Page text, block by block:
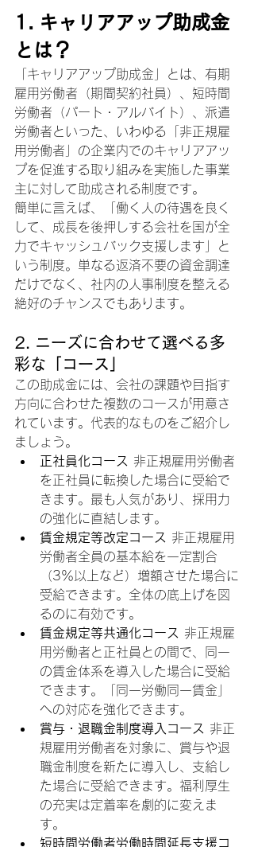
1. キャリアアップ助成金
とは？
「キャリアアップ助成金」とは、有期
雇用労働者（期間契約社員）、短時間
労働者（パート・アルバイト）、派遣
労働者といった、いわゆる「非正規雇
用労働者」の企業内でのキャリアアッ
プを促進する取り組みを実施した事業
主に対して助成される制度です。
簡単に言えば、「働く人の待遇を良く
して、成長を後押しする会社を国が全
力でキャッシュバック支援します」と
いう制度。単なる返済不要の資金調達
だけでなく、社内の人事制度を整える
絶好のチャンスでもあります。
2. ニーズに合わせて選べる多
彩な「コース」
この助成金には、会社の課題や目指す
方向に合わせた複数のコースが用意さ
れています。代表的なものをご紹介し
ましょう。
正社員化コース
非正規雇用労働者
を正社員に転換した場合に受給で
きます。最も人気があり、採用力
の強化に直結します。
賃金規定等改定コース
非正規雇用
労働者全員の基本給を一定割合
（3％以上など）増額させた場合に
受給できます。全体の底上げを図
るのに有効です。
賃金規定等共通化コース
非正規雇
用労働者と正社員との間で、同一
の賃金体系を導入した場合に受給
できます。「同一労働同一賃金」
への対応を強化できます。
賞与・退職金制度導入コース
非正
規雇用労働者を対象に、賞与や退
職金制度を新たに導入し、支給し
た場合に受給できます。福利厚生
の充実は定着率を劇的に変えま
す。
短時間労働者労働時間延長支援コ